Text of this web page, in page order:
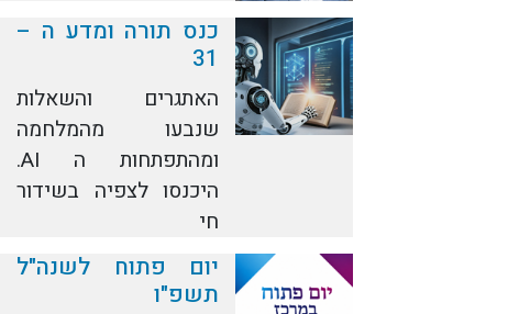
כנס תורה ומדע ה –
31
האתגרים והשאלות
שנבעו מהמלחמה
ומהתפתחות ה AI.
היכנסו לצפיה בשידור
חי
יום פתוח לשנה"ל
תשפ"ו